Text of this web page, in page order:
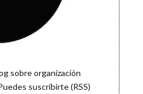
sobre organización
suscribirte (RSS)